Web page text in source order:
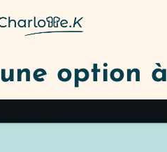
une option